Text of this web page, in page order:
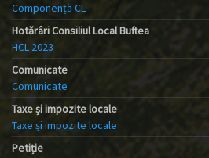
Componență CL
Hotărâri Consiliul Local Buftea
HCL 2023
Comunicate
Comunicate
Taxe și impozite locale
Taxe și impozite locale
Petiție